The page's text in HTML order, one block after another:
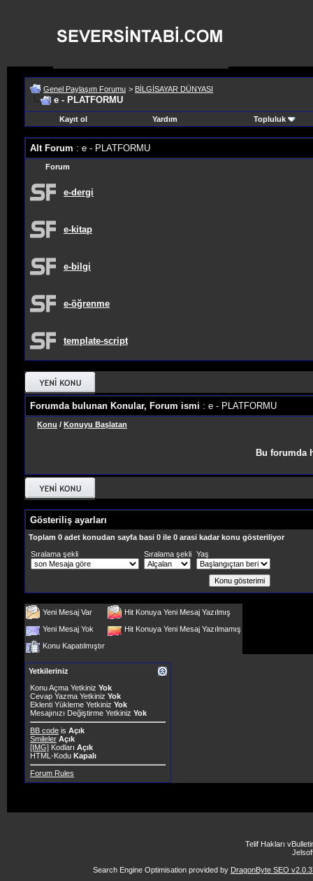
Genel Paylaşım Forumu > BİLGİSAYAR DÜNYASI
e - PLATFORMU
Kayıt ol Yardım Topluluk
Alt Forum : e - PLATFORMU
Forum
e-dergi
e-kitap
e-bilgi
e-öğrenme
template-script
Forumda bulunan Konular, Forum ismi : e - PLATFORMU
Konu / Konuyu Başlatan
Bu forumda
Gösteriliş ayarları
Toplam 0 adet konudan sayfa basi 0 ile 0 arasi kadar konu gösteriliyor
Sıralama şekli
Sıralama şekli Yaş
Yeni Mesaj Var
Hit Konuya Yeni Mesaj Yazılmış
Yeni Mesaj Yok
Hit Konuya Yeni Mesaj Yazılmamış
Konu Kapatılmıştır
Yetkileriniz
Konu Açma Yetkiniz Yok
Cevap Yazma Yetkiniz Yok
Eklenti Yükleme Yetkiniz Yok
Mesajınızı Değiştirme Yetkiniz Yok
BB code is Açık
Smileler Açık
[IMG] Kodları Açık
HTML-Kodu Kapalı
Forum Rules
Telif Hakları
Search Engine Optimisation provided by DragonByte SEO